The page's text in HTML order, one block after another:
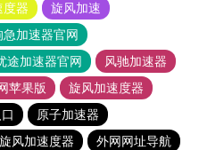
度器
旋风加速
急加速器官网
途加速器官网
风驰加速器
苹果版
旋风加速度器
原子加速器
旋风加速度器
外网网址导航